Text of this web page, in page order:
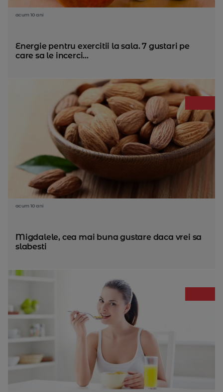
acum 10 ani
Energie pentru exercitii la sala. 7 gustari pe
care sa le incerci...
acum 10 ani
Migdalele, cea mai buna gustare daca vrei sa
slabesti